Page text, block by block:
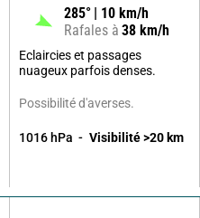
285° 10 km/h
Rafales à 38 km/h
Eclaircies et passages
nuageux parfois denses.
Possibilité d'averses.
1016 hPa Visibilité >20 km